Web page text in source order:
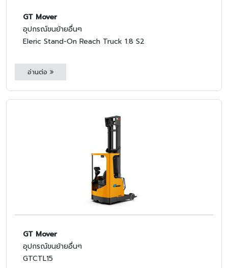
GT Mover
อุปกรณ์ขนย้ายอื่นๆ
Eleric Stand-On Reach Truck 1.8 S2
อ่านต่อ
GT Mover
อุปกรณ์ขนย้ายอื่นๆ
GTCTL15